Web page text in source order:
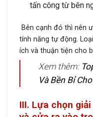
tấn công từ bên
Bên cạnh đó thì nên
tính năng tự động.
ích và thuận tiện cho
Xem thêm:
Và Bền Bỉ
III. Lựa chọn